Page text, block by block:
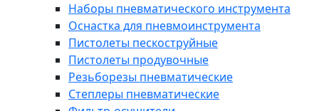
Наборы пневматического инструмента
Оснастка для пневмоинструмента
Пистолеты пескоструйные
Пистолеты продувочные
Резьборезы пневматические
Степлеры пневматические